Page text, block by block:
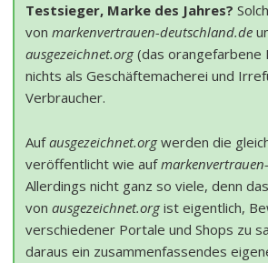
Testsieger, Marke des Jahres?
von markenvertrauen-deutschland.de
ausgezeichnet.org(das orangefarbene
nichts als Geschäftemacherei und
Verbraucher.
Aufausgezeichnet.orgwerden die
veröffentlicht wie auf
Allerdings nicht ganz so viele, denn
von ausgezeichnet.orgist eigentlich,
verschiedener Portale und Shops zu
daraus ein zusammenfassendes